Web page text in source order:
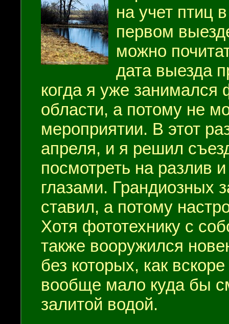
на учет птиц
первом
можно
дата выезда
когда я уже занимался
области, а потому не
мероприятии. В этот
апреля, и я решил
посмотреть на разлив
глазами. Грандиозных
ставил, а потому
Хотя фототехнику с
также вооружился
без которых, как
вообще мало куда бы
залитой водой.